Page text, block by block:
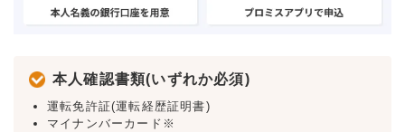
本人確認書類(いずれか必須)
運転免許証(運転経歴証明書)
マイナンバーカード※